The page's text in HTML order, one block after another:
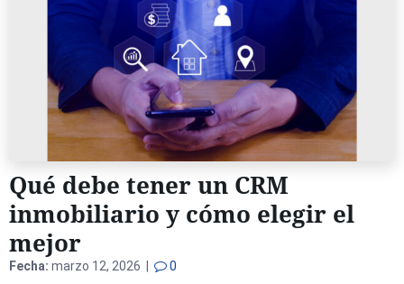
Qué debe tener un CRM
inmobiliario y cómo elegir el
mejor
Fecha: marzo 12, 2026 | 0